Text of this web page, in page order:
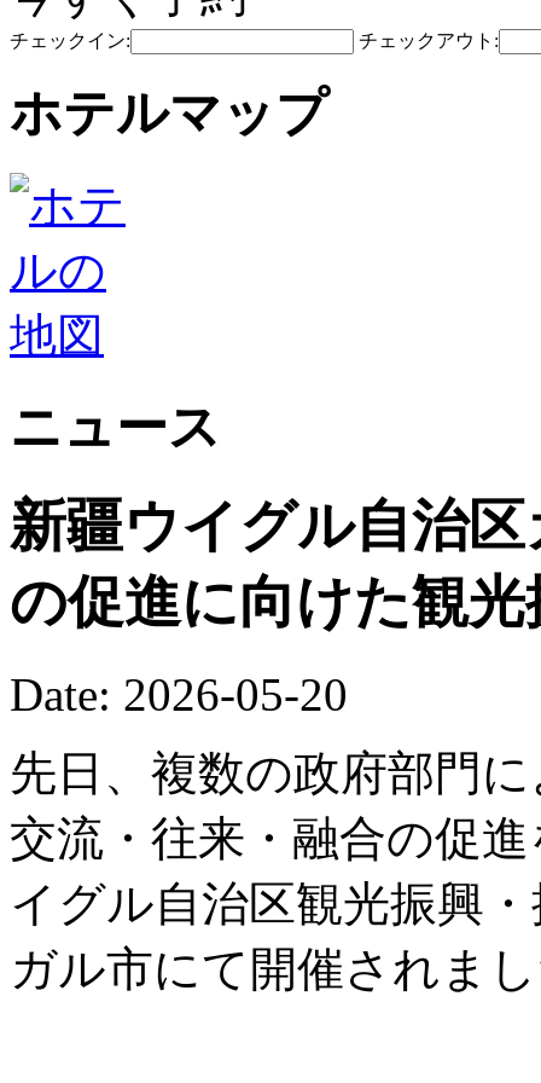
チェックイン: チェックアウト:
ホテルマップ
ニュース
新疆ウイグル自治
の促進に向けた観
Date: 2026-05-20
先日、複数の政府部門
交流・往来・融合の促
イグル自治区観光振興
ガル市にて開催されま